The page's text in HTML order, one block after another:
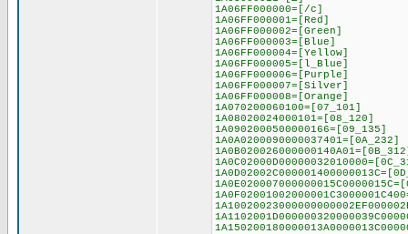
1A06FF000000=[/c]
1A06FF000001=[Red]
1A06FF000002=[Green]
1A06FF000003=[Blue]
1A06FF000004=[Yellow]
1A06FF000005=[l_Blue]
1A06FF000006=[Purple]
1A06FF000007=[Silver]
1A06FF000008=[Orange]
1A070200060100=[07_101]
1A08020024000101=[08_120]
1A0902000500000166=[09_135]
1A0A0200090000037401=[0A_232]